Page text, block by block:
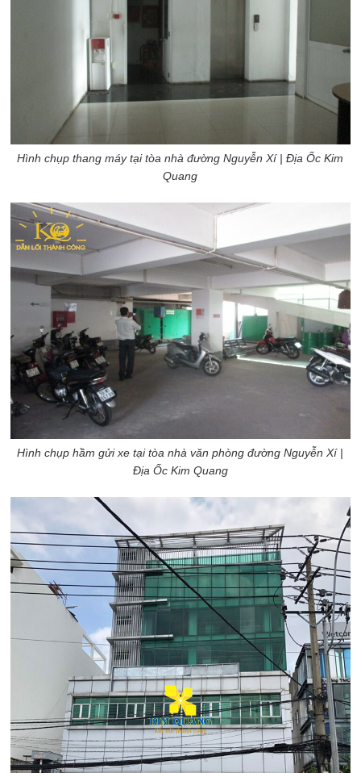
Hình chụp thang máy tại tòa nhà đường Nguyễn Xí | Địa Ốc Kim
Quang
Hình chụp hầm gửi xe tại tòa nhà văn phòng đường Nguyễn Xí |
Địa Ốc Kim Quang